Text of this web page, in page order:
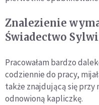
Znalezienie
Świadectwo
Pracowałam bardzo
codziennie do pracy,
także znajdującą się
odnowioną kapliczkę.